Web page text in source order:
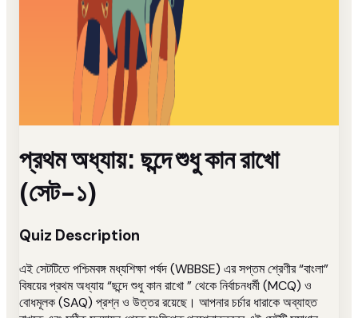
প্রথম অধ্যায়: ছন্দে শুধু কান রাখো
(সেট-১)
Quiz Description
এই সেটটিতে পশ্চিমবঙ্গ মধ্যশিক্ষা পর্ষদ (WBBSE) এর সপ্তম শ্রেণীর “বাংলা”
বিষয়ের প্রথম অধ্যায় “ছন্দে শুধু কান রাখো ” থেকে নির্বাচনধর্মী (MCQ) ও
বোধমূলক (SAQ) প্রশ্ন ও উত্তর রয়েছে। আপনার চর্চার ধারাকে অব্যাহত